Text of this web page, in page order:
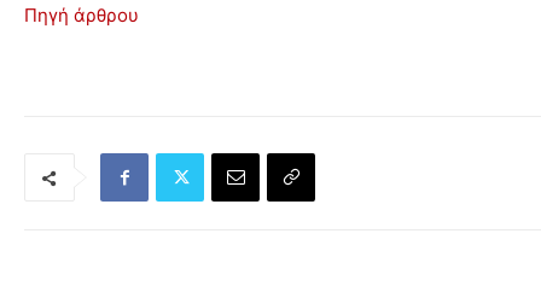
Πηγή άρθρου